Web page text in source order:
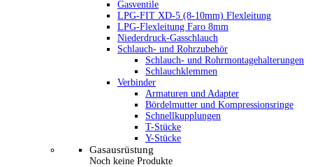
Gasventile
LPG-FIT XD-5 (8-10mm) Flexleitung
LPG-Flexleitung Faro 8mm
Niederdruck-Gasschlauch
Schlauch- und Rohrzubehör
Schlauch- und Rohrmontagehalterungen
Schlauchklemmen
Verbinder
Armaturen und Adapter
Bördelmutter und Kompressionsringe
Schnellkupplungen
T-Stücke
Y-Stücke
Gasausrüstung
Noch keine Produkte